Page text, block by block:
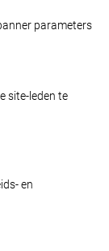
parameters
site-leden te
en